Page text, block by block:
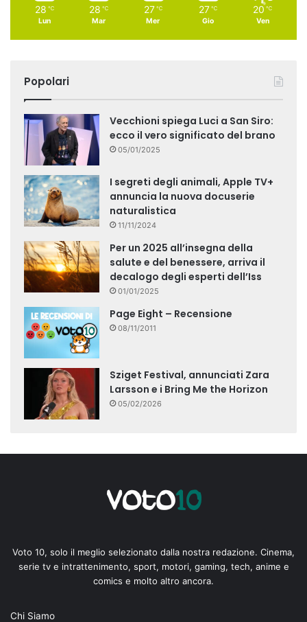
28 ℃
Lun
28 ℃
Mar
27 ℃
Mer
27 ℃
Gio
20 ℃
Ven
Popolari
Vecchioni spiega Luci a San Siro:
ecco il vero significato del brano
05/01/2025
I segreti degli animali, Apple TV+
annuncia la nuova docuserie
naturalistica
11/11/2024
Per un 2025 all’insegna della
salute e del benessere, arriva il
decalogo degli esperti dell’Iss
01/01/2025
Page Eight – Recensione
08/11/2011
Sziget Festival, annunciati Zara
Larsson e i Bring Me the Horizon
05/02/2026
Voto 10, solo il meglio selezionato dalla nostra redazione. Cinema,
serie tv e intrattenimento, sport, motori, gaming, tech, anime e
comics e molto altro ancora.
Chi Siamo